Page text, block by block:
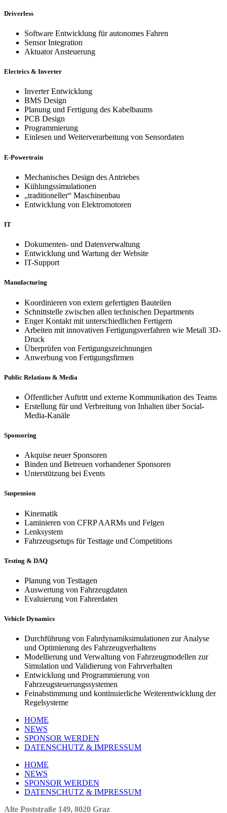
Driverless
Software Entwicklung für autonomes Fahren
Sensor Integration
Aktuator Ansteuerung
Electrics & Inverter
Inverter Entwicklung
BMS Design
Planung und Fertigung des Kabelbaums
PCB Design
Programmierung
Einlesen und Weiterverarbeitung von Sensordaten
E-Powertrain
Mechanisches Design des Antriebes
Kühlungssimulationen
„traditioneller“ Maschinenbau
Entwicklung von Elektromotoren
IT
Dokumenten- und Datenverwaltung
Entwicklung und Wartung der Website
IT-Support
Manufacturing
Koordinieren von extern gefertigten Bauteilen
Schnittstelle zwischen allen technischen Departments
Enger Kontakt mit unterschiedlichen Fertigern
Arbeiten mit innovativen Fertigungsverfahren wie Metall 3D-
Druck
Überprüfen von Fertigungszeichnungen
Anwerbung von Fertigungsfirmen
Public Relations & Media
Öffentlicher Auftritt und externe Kommunikation des Teams
Erstellung für und Verbreitung von Inhalten über Social-
Media-Kanäle
Sponsoring
Akquise neuer Sponsoren
Binden und Betreuen vorhandener Sponsoren
Unterstützung bei Events
Suspension
Kinematik
Laminieren von CFRP AARMs und Felgen
Lenksystem
Fahrzeugsetups für Testtage und Competitions
Testing & DAQ
Planung von Testtagen
Auswertung von Fahrzeugdaten
Evaluierung von Fahrerdaten
Vehicle Dynamics
Durchführung von Fahrdynamiksimulationen zur Analyse
und Optimierung des Fahrzeugverhaltens
Modellierung und Verwaltung von Fahrzeugmodellen zur
Simulation und Validierung von Fahrverhalten
Entwicklung und Programmierung von
Fahrzeugsteuerungssystemen
Feinabstimmung und kontinuierliche Weiterentwicklung der
Regelsysteme
HOME
NEWS
SPONSOR WERDEN
DATENSCHUTZ & IMPRESSUM
HOME
NEWS
SPONSOR WERDEN
DATENSCHUTZ & IMPRESSUM
Alte Poststraße 149, 8020 Graz